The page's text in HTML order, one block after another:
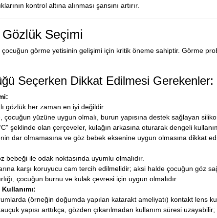
kontrol altına alınması şansını artırır.
Seçimi
görme yetisinin gelişimi için kritik öneme sahiptir. Görme
Seçerken Dikkat Edilmesi Gerekenler:
gözlük her zaman en iyi değildir.
çocuğun yüzüne uygun olmalı, burun yapısına destek sağlayan
şeklinde olan çerçeveler, kulağın arkasına oturarak dengeli
dar olmamasına ve göz bebek eksenine uygun olmasına dikkat
bebeği ile odak noktasında uyumlu olmalıdır.
karşı koruyucu cam tercih edilmelidir; aksi halde çocuğun göz
çocuğun burnu ve kulak çevresi için uygun olmalıdır.
(örneğin doğumda yapılan katarakt ameliyatı) kontakt lens
yapısı arttıkça, gözden çıkarılmadan kullanım süresi